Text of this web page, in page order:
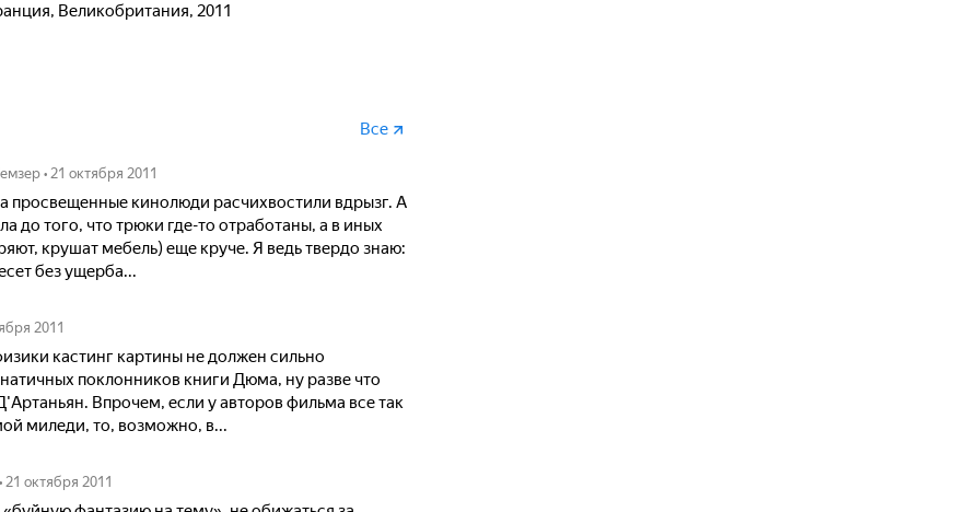
Великобритания, 2011
Все
• 21 октября 2011
просвещенные кинолюди расчихвостили вдрызг. А
до того, что трюки где-то отработаны, а в иных
крушат мебель) еще круче. Я ведь твердо знаю:
без ущерба...
2011
кастинг картины не должен сильно
поклонников книги Дюма, ну разве что
Впрочем, если у авторов фильма все так
миледи, то, возможно, в...
• 21 октября 2011